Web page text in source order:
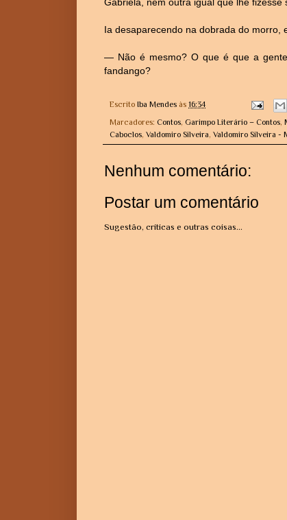
Ia desaparecendo na dobrada do morro,
— Não é mesmo? O que é que a
fandango?
Escrito Iba Mendes às 16:34
Marcadores: Contos, Garimpo Literário – Contos,
Caboclos, Valdomiro Silveira, Valdomiro Silveira -
Nenhum comentário:
Postar um comentário
Sugestão, críticas e outras coisas...